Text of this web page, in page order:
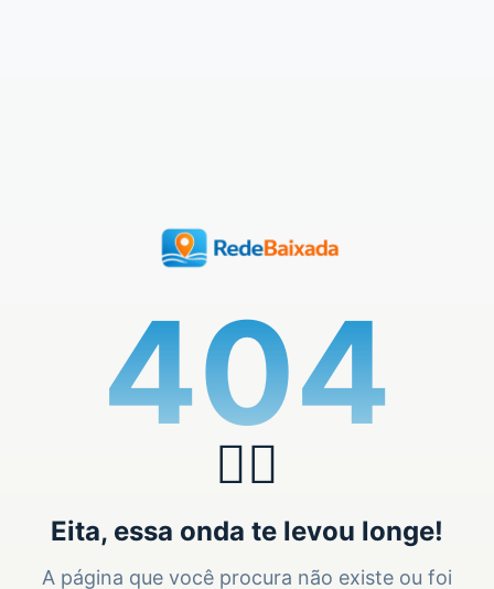
404
🏄‍♂️
Eita, essa onda te levou longe!
A página que você procura não existe ou foi